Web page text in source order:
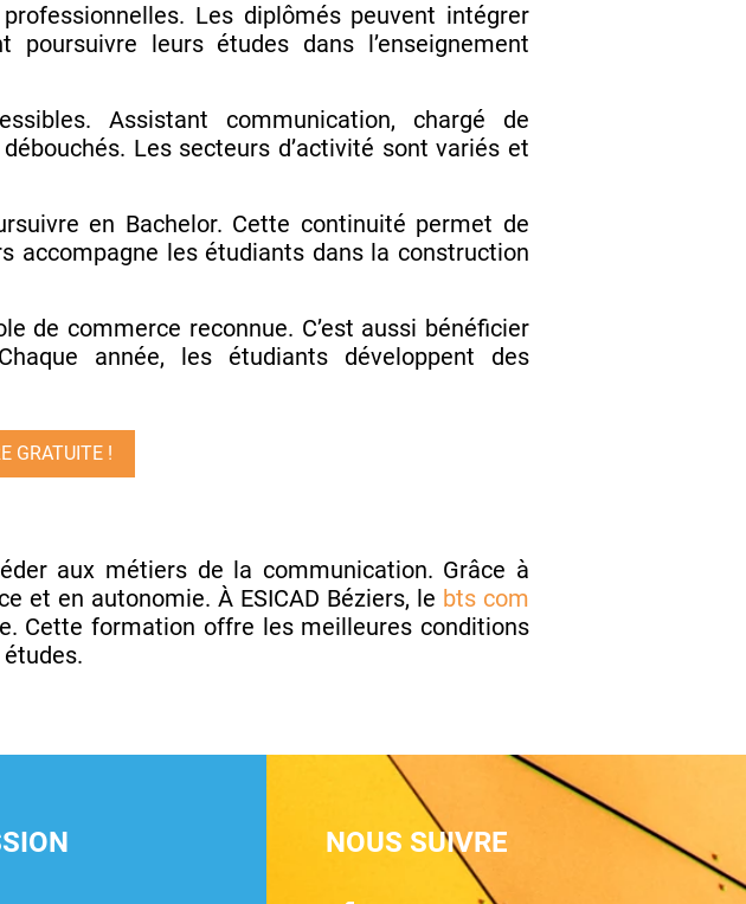
Les diplômés peuvent intégrer
leurs études dans l’enseignement
Assistant communication, chargé de
Les secteurs d’activité sont variés et
en Bachelor. Cette continuité permet de
accompagne les étudiants dans la construction
de commerce reconnue. C’est aussi bénéficier
année, les étudiants développent des
GRATUITE !
aux métiers de la communication. Grâce à
et en autonomie. À ESICAD Béziers, le bts com
Cette formation offre les meilleures conditions
NOUS SUIVRE